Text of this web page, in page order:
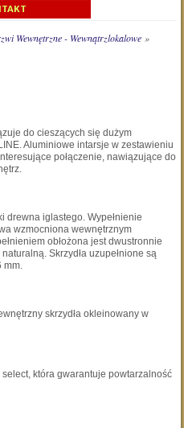
Wewnętrzne - Wewnątrzlokalowe »
do cieszących się dużym
Aluminiowe intarsje w zestawieniu
połączenie, nawiązujące do
drewna iglastego. Wypełnienie
wzmocniona wewnętrznym
obłożona jest dwustronnie
Skrzydła uzupełnione są
mm.
skrzydła okleinowany w
która gwarantuje powtarzalność